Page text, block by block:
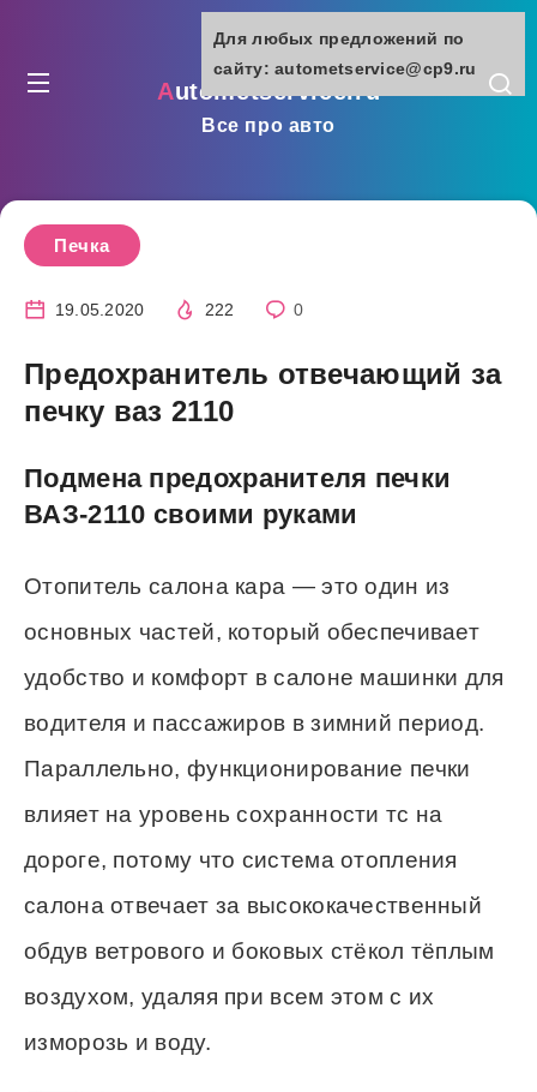
autometservice.ru
Все про авто
Печка
19.05.2020 222 0
Предохранитель отвечающий за
печку ваз 2110
Подмена предохранителя печки
ВАЗ-2110 своими руками
Отопитель салона кара — это один из
основных частей, который обеспечивает
удобство и комфорт в салоне машинки для
водителя и пассажиров в зимний период.
Параллельно, функционирование печки
влияет на уровень сохранности тс на
дороге, потому что система отопления
салона отвечает за высококачественный
обдув ветрового и боковых стёкол тёплым
воздухом, удаляя при всем этом с их
изморозь и воду.
Для любых предложений по
сайту: autometservice@cp9.ru